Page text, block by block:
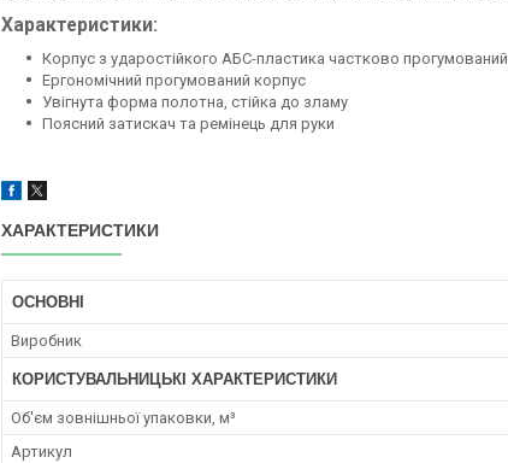
Характеристики:
Корпус з ударостійкого АБС-пластика частково прогумований
Ергономічний прогумований корпус
Увігнута форма полотна, стійка до зламу
Поясний затискач та ремінець для руки
ХАРАКТЕРИСТИКИ
ОСНОВНІ
Виробник
КОРИСТУВАЛЬНИЦЬКІ ХАРАКТЕРИСТИКИ
Oб'єм зовнішньої упаковки, м³
Артикул